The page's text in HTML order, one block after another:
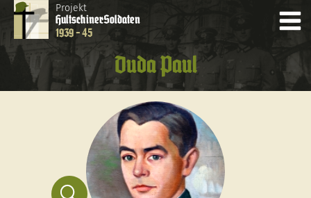
Projekt
HultschinerSoldaten
1939 - 45
Duda Paul